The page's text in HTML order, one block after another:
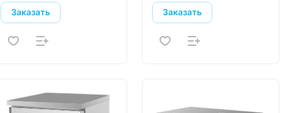
Заказать Заказать